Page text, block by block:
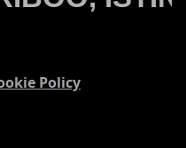
Policy